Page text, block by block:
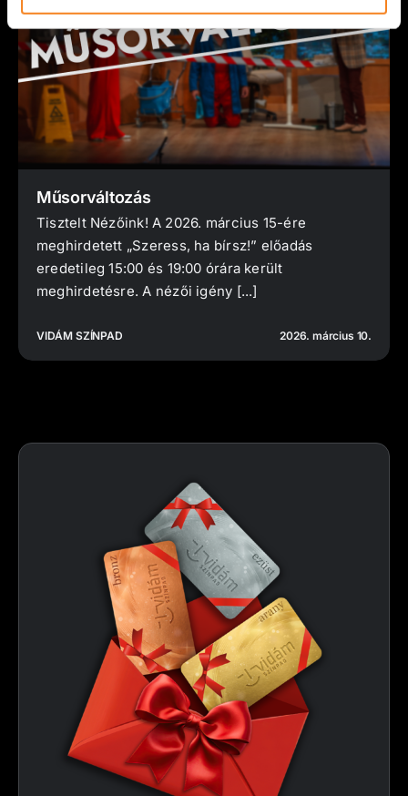
Műsorváltozás
Tisztelt Nézőink! A 2026. március 15-ére
meghirdetett „Szeress, ha bírsz!” előadás
eredetileg 15:00 és 19:00 órára került
meghirdetésre. A nézői igény [...]
VIDÁM SZÍNPAD 2026. március 10.